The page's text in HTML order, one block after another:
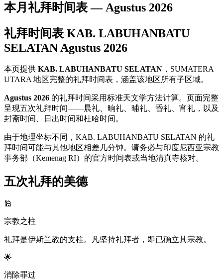
本月礼拜时间表 — Agustus 2026
礼拜时间表 KAB. LABUHANBATU
SELATAN Agustus 2026
本页提供 KAB. LABUHANBATU SELATAN ，SUMATERA
UTARA 地区完整的礼拜时间表，涵盖该地区所有子区域。
Agustus 2026 的礼拜时间采用标准天文学方法计算。页面完整
呈现五次礼拜时间——晨礼、晌礼、晡礼、昏礼、宵礼，以及
封斋时间、日出时间和杜哈时间。
由于地理坐标不同，KAB. LABUHANBATU SELATAN 的礼
拜时间可能与其他地区相差几分钟。请务必与印度尼西亚宗教
事务部（Kemenag RI）的官方时间表或当地清真寺核对。
五次礼拜的美德
🕌
宗教之柱
礼拜是伊斯兰教的支柱。凡坚持礼拜者，即已确立其宗教。
🌟
消除罪过